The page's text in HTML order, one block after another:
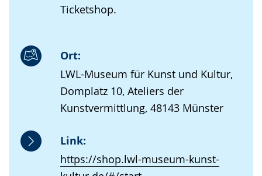
Ticketshop.
Ort:
LWL-Museum für Kunst und Kultur,
Domplatz 10, Ateliers der
Kunstvermittlung, 48143 Münster
Link:
https://shop.lwl-museum-kunst-